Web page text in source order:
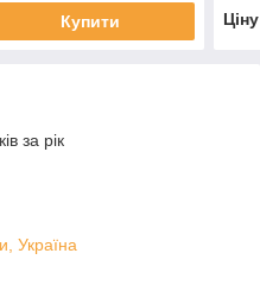
Купити
за рік
Україна